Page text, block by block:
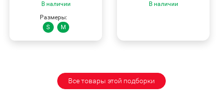
В наличии
Размеры:
S
M
В наличии
Все товары этой подборки